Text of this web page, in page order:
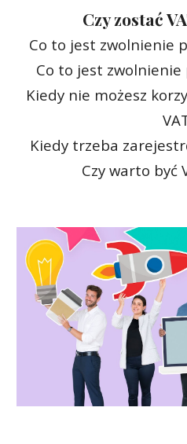
Czy zostać
Co to jest zwolnienie
Co to jest zwolnienie
Kiedy nie możesz
Kiedy trzeba
Czy warto być